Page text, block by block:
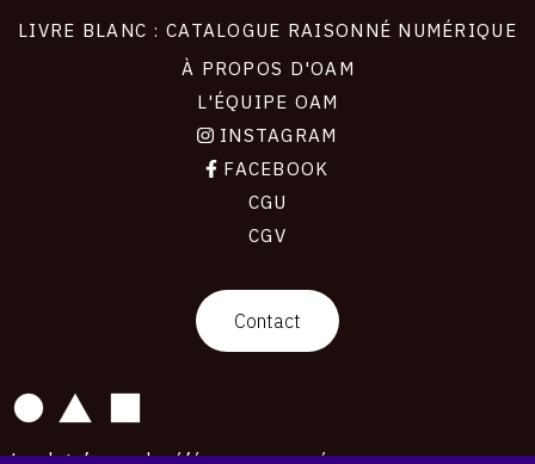
LIVRE BLANC : CATALOGUE RAISONNÉ NUMÉRIQUE
À PROPOS D'OAM
L'ÉQUIPE OAM
INSTAGRAM
FACEBOOK
CGU
CGV
Contact